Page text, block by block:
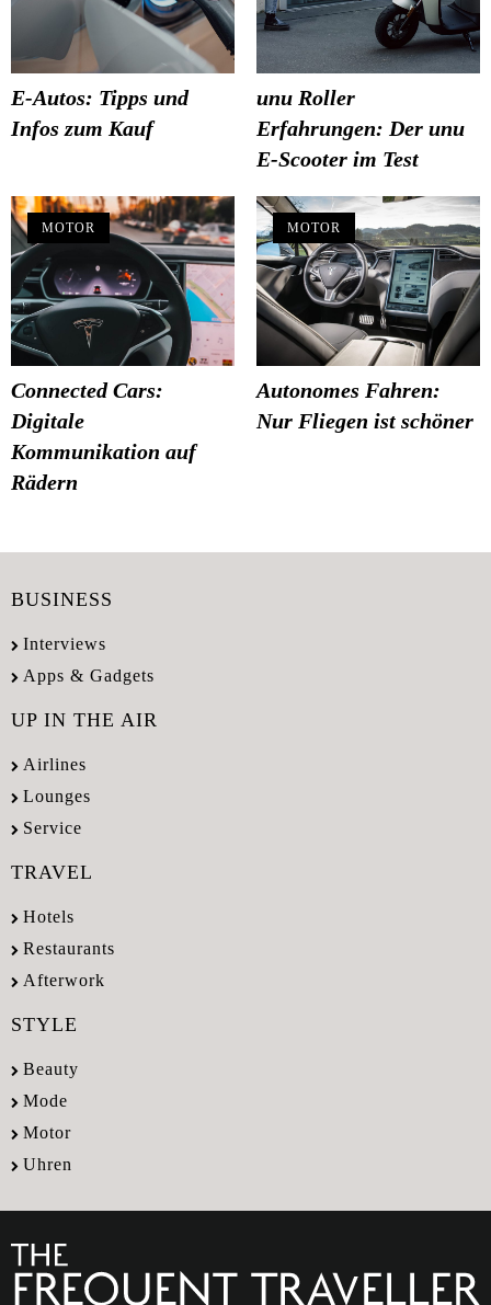
E-Autos: Tipps und
Infos zum Kauf
unu Roller
Erfahrungen: Der unu
E-Scooter im Test
MOTOR
Connected Cars:
Digitale
Kommunikation auf
Rädern
MOTOR
Autonomes Fahren:
Nur Fliegen ist schöner
BUSINESS
Interviews
Apps & Gadgets
UP IN THE AIR
Airlines
Lounges
Service
TRAVEL
Hotels
Restaurants
Afterwork
STYLE
Beauty
Mode
Motor
Uhren